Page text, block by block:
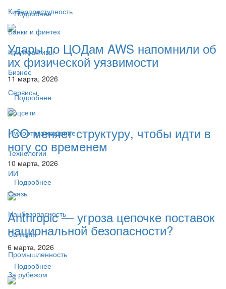
Киберпреступность
Банки и финтех
Криптоактивы
Бизнес
Сервисы
Соцсети
Импортозамещение
Технологии
ИИ
Связь
Нацбезопасность
Санкции
Промышленность
За рубежом
Подробнее
Удары по ЦОДам AWS напомнили об
их физической уязвимости
11 марта, 2026
Подробнее
ICO меняет структуру, чтобы идти в
ногу со временем
10 марта, 2026
Подробнее
Anthropic — угроза цепочке поставок
национальной безопасности?
6 марта, 2026
Подробнее